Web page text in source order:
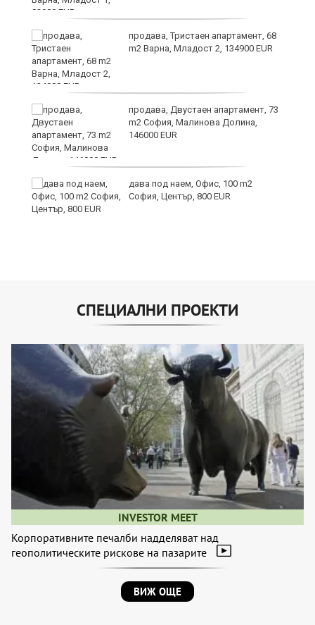
продава, Тристаен апартамент, 68
m2 Варна, Младост 2, 134900 EUR
продава, Двустаен апартамент, 73
m2 София, Малинова Долина,
146000 EUR
дава под наем, Офис, 100 m2
София, Център, 800 EUR
СПЕЦИАЛНИ ПРОЕКТИ
INVESTOR MEET
Корпоративните печалби надделяват над
геополитическите рискове на пазарите
ВИЖ ОЩЕ